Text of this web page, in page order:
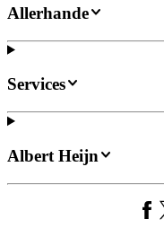
Allerhande
Services
Albert Heijn